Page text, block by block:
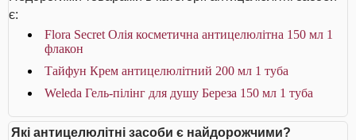
є:
Flora Secret Олія косметична антицелюлітна 150 мл 1
флакон
Тайфун Крем антицелюлітний 200 мл 1 туба
Weleda Гель-пілінг для душу Береза 150 мл 1 туба
Які антицелюлітні засоби є найдорожчими?